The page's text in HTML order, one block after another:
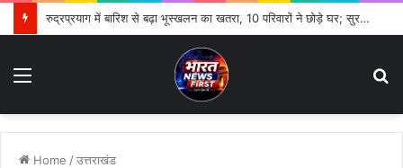
कांवड़ खंडित होने पर रुड़की में हंगामा, गुस्साए कांवड़ियों ने युवक को पीटा; पुलिस ने संभाला मोर्चा
Home /उत्तराखंड